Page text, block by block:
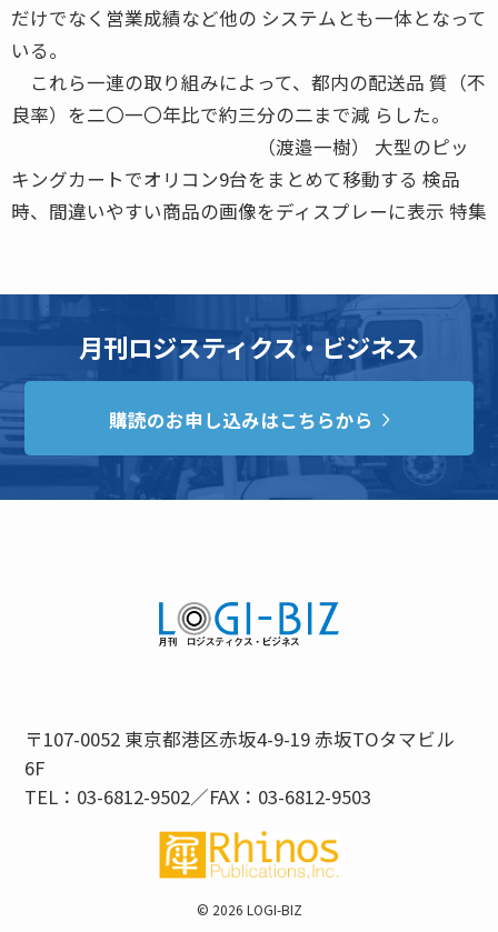
だけでなく営業成績など他の システムとも一体となって
いる。
これら一連の取り組みによって、都内の配送品 質（不
良率）を二〇一〇年比で約三分の二まで減 らした。
（渡邉一樹） 大型のピッ
キングカートでオリコン9台をまとめて移動する 検品
時、間違いやすい商品の画像をディスプレーに表示 特集
月刊ロジスティクス・ビジネス
購読のお申し込みはこちらから
〒107-0052 東京都港区赤坂4-9-19 赤坂TOタマビル
6F
TEL：03-6812-9502／FAX：03-6812-9503
© 2026 LOGI-BIZ